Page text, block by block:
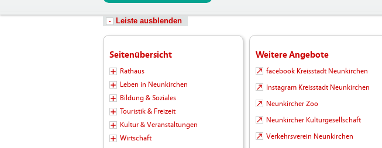
Leiste ausblenden
Seitenübersicht
Rathaus
Leben in Neunkirchen
Bildung & Soziales
Touristik & Freizeit
Kultur & Veranstaltungen
Wirtschaft
Weitere Angebote
facebook Kreisstadt Neunkirchen
Instagram Kreisstadt Neunkirchen
Neunkircher Zoo
Neunkircher Kulturgesellschaft
Verkehrsverein Neunkirchen